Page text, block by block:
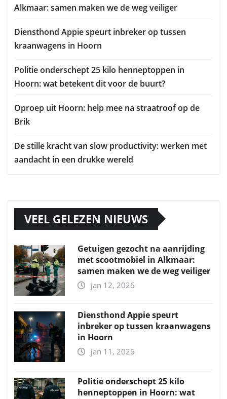
Alkmaar: samen maken we de weg veiliger
Diensthond Appie speurt inbreker op tussen
kraanwagens in Hoorn
Politie onderschept 25 kilo henneptoppen in
Hoorn: wat betekent dit voor de buurt?
Oproep uit Hoorn: help mee na straatroof op de
Brik
De stille kracht van slow productivity: werken met
aandacht in een drukke wereld
VEEL GELEZEN NIEUWS
Getuigen gezocht na aanrijding
met scootmobiel in Alkmaar:
samen maken we de weg veiliger
jan 12, 2026
Diensthond Appie speurt
inbreker op tussen kraanwagens
in Hoorn
jan 11, 2026
Politie onderschept 25 kilo
henneptoppen in Hoorn: wat